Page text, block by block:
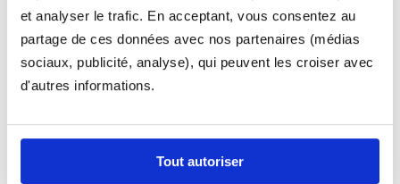
et analyser le trafic. En acceptant, vous consentez au
partage de ces données avec nos partenaires (médias
sociaux, publicité, analyse), qui peuvent les croiser avec
d'autres informations.
Tout autoriser